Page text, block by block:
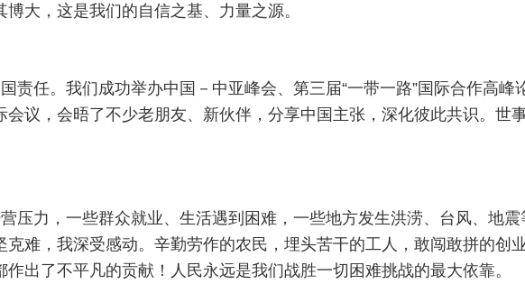
大，这是我们的自信之基、力量之源。
责任。我们成功举办中国－中亚峰会、第三届“一带一路”国际合作高峰
议，会晤了不少老朋友、新伙伴，分享中国主张，深化彼此共识。世
压力，一些群众就业、生活遇到困难，一些地方发生洪涝、台风、地
难，我深受感动。辛勤劳作的农民，埋头苦干的工人，敢闯敢拼的创
出了不平凡的贡献！人民永远是我们战胜一切困难挑战的最大依靠。